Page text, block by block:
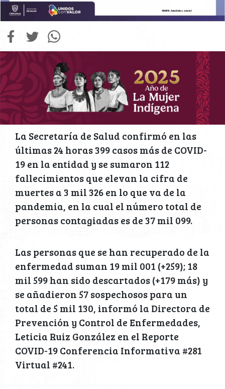
La Secretaría de Salud confirmó en las
últimas 24 horas 399 casos más de COVID-
19 en la entidad y se sumaron 112
fallecimientos que elevan la cifra de
muertes a 3 mil 326 en lo que va de la
pandemia, en la cual el número total de
personas contagiadas es de 37 mil 099.
Las personas que se han recuperado de la
enfermedad suman 19 mil 001 (+259); 18
mil 599 han sido descartados (+179 más) y
se añadieron 57 sospechosos para un
total de 5 mil 130, informó la Directora de
Prevención y Control de Enfermedades,
Leticia Ruiz González en el Reporte
COVID-19 Conferencia Informativa #281
Virtual #241.